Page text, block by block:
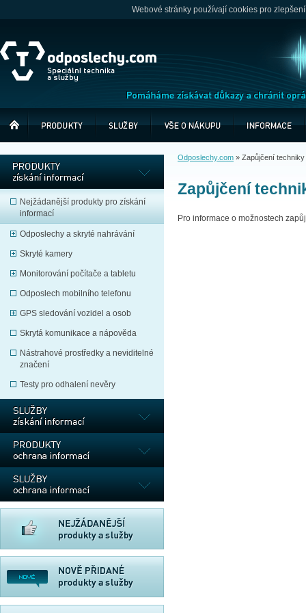
Webové stránky používají cookies pro
Nejžádanější produkty pro získání
informací
Odposlechy a skryté nahrávání
Skryté kamery
Monitorování počítače a tabletu
Odposlech mobilního telefonu
GPS sledování vozidel a osob
Skrytá komunikace a nápověda
Nástrahové prostředky a neviditelné
značení
Testy pro odhalení nevěry
Odposlechy.com » Zapůjčení techniky
Zapůjčení
Pro informace o možnostech